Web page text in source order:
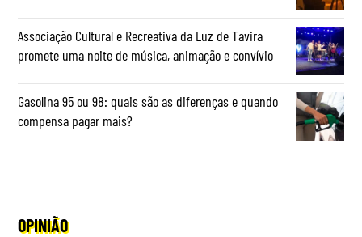
Associação Cultural e Recreativa da Luz de Tavira
promete uma noite de música, animação e convívio
Gasolina 95 ou 98: quais são as diferenças e quando
compensa pagar mais?
OPINIÃO